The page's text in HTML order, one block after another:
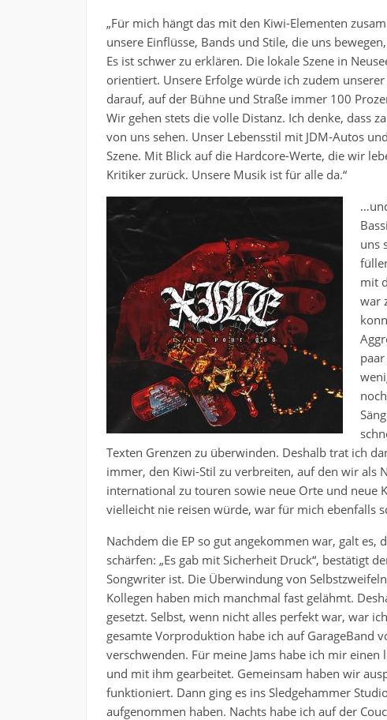
„Für mich hängt das mit den Kiwi-Elementen
unsere Einflüsse, Bands und Stile, die uns
Es ist schwer zu erklären. Die lokale Szene in
orientiert. Unsere Erfolge würde ich zudem
darauf, auf der Bühne und Straße immer 100
Wir gehen stets die volle Distanz. Ich denke, dass
von uns sehen. Unser Lebensstil mit JDM-Autos
Szene. Mit Blick auf die Hardcore-Werte, die wir
Kritiker zurück. Unsere Musik ist für alle da.“
uns
mit
war
Texten Grenzen zu überwinden. Deshalb trat ich
immer, den Kiwi-Stil zu verbreiten, auf den wir als
international zu touren sowie neue Orte und neue
vielleicht nie reisen würde, war für mich ebenfalls
Nachdem die EP so gut angekommen war, galt es,
schärfen: „Es gab mit Sicherheit Druck“, bestätigt
Songwriter ist. Die Überwindung von
Kollegen haben mich manchmal fast gelähmt.
gesetzt. Selbst, wenn nicht alles perfekt war, war
gesamte Vorproduktion habe ich auf GarageBand
verschwenden. Für meine Jams habe ich mir
und mit ihm gearbeitet. Gemeinsam haben wir
funktioniert. Dann ging es ins Sledgehammer
aufgenommen haben. Nachts habe ich auf der